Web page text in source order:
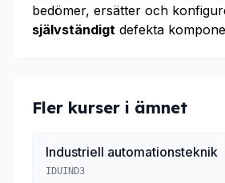
bedömer, ersätter och
självständigt defekta
Fler kurser i ämnet
Industriell automationsteknik
IDUIND3